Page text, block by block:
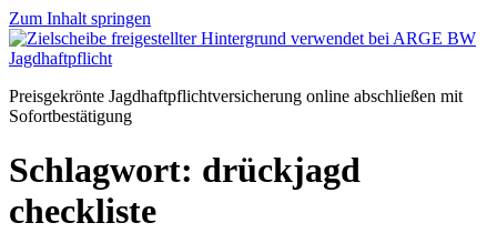
Zum Inhalt springen
Preisgekrönte Jagdhaftpflichtversicherung online abschließen mit
Sofortbestätigung
Schlagwort: drückjagd
checkliste